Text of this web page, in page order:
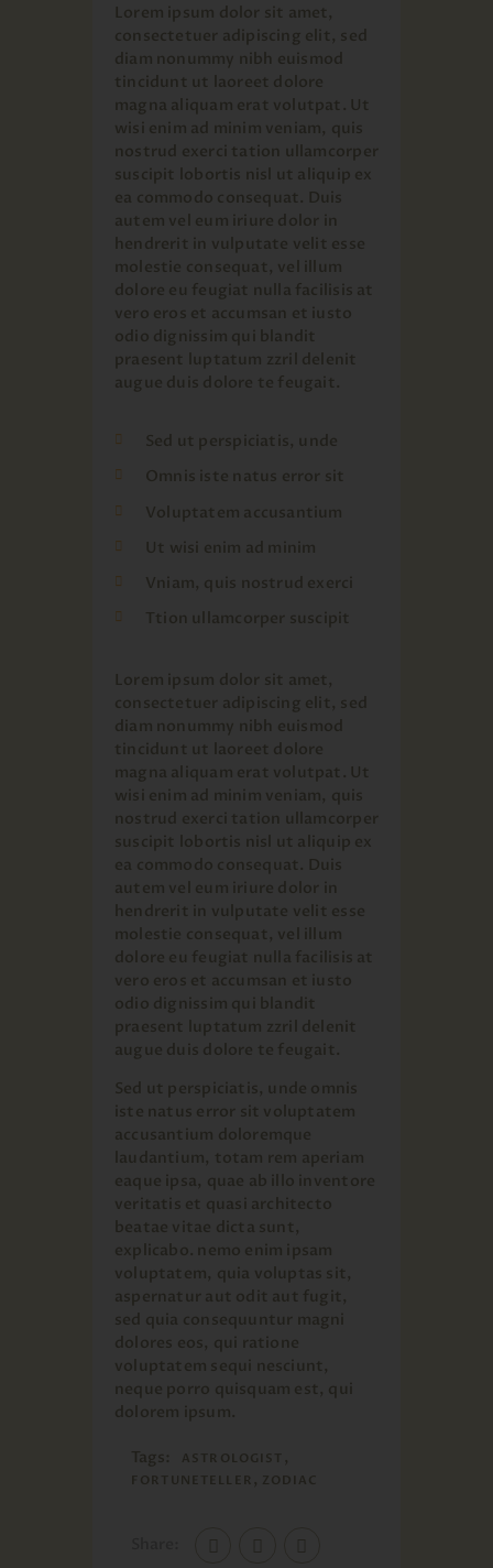
Lorem ipsum dolor sit amet,
consectetuer adipiscing elit, sed
diam nonummy nibh euismod
tincidunt ut laoreet dolore
magna aliquam erat volutpat. Ut
wisi enim ad minim veniam, quis
nostrud exerci tation ullamcorper
suscipit lobortis nisl ut aliquip ex
ea commodo consequat. Duis
autem vel eum iriure dolor in
hendrerit in vulputate velit esse
molestie consequat, vel illum
dolore eu feugiat nulla facilisis at
vero eros et accumsan et iusto
odio dignissim qui blandit
praesent luptatum zzril delenit
augue duis dolore te feugait.
Sed ut perspiciatis, unde
Omnis iste natus error sit
Voluptatem accusantium
Ut wisi enim ad minim
Vniam, quis nostrud exerci
Ttion ullamcorper suscipit
Lorem ipsum dolor sit amet,
consectetuer adipiscing elit, sed
diam nonummy nibh euismod
tincidunt ut laoreet dolore
magna aliquam erat volutpat. Ut
wisi enim ad minim veniam, quis
nostrud exerci tation ullamcorper
suscipit lobortis nisl ut aliquip ex
ea commodo consequat. Duis
autem vel eum iriure dolor in
hendrerit in vulputate velit esse
molestie consequat, vel illum
dolore eu feugiat nulla facilisis at
vero eros et accumsan et iusto
odio dignissim qui blandit
praesent luptatum zzril delenit
augue duis dolore te feugait.
Sed ut perspiciatis, unde omnis
iste natus error sit voluptatem
accusantium doloremque
laudantium, totam rem aperiam
eaque ipsa, quae ab illo inventore
veritatis et quasi architecto
beatae vitae dicta sunt,
explicabo. nemo enim ipsam
voluptatem, quia voluptas sit,
aspernatur aut odit aut fugit,
sed quia consequuntur magni
dolores eos, qui ratione
voluptatem sequi nesciunt,
neque porro quisquam est, qui
dolorem ipsum.
Tags: ASTROLOGIST ,
FORTUNETELLER , ZODIAC